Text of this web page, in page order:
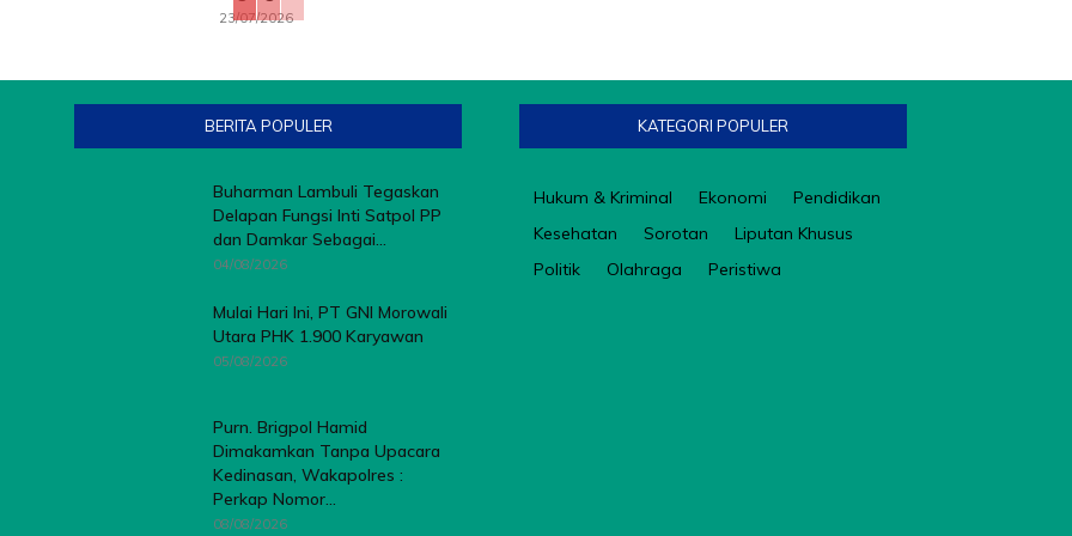
23/07/2026
BERITA POPULER
Buharman Lambuli Tegaskan
Delapan Fungsi Inti Satpol PP
dan Damkar Sebagai...
04/08/2026
Mulai Hari Ini, PT GNI Morowali
Utara PHK 1.900 Karyawan
05/08/2026
Purn. Brigpol Hamid
Dimakamkan Tanpa Upacara
Kedinasan, Wakapolres :
Perkap Nomor...
08/08/2026
KATEGORI POPULER
Hukum & Kriminal Ekonomi
Pendidikan
Kesehatan
Sorotan
Liputan Khusus
Politik
Olahraga Peristiwa